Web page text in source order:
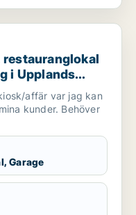
eller garage för
restauranglokal
i Upplands
m.fl.
affär var jag kan
kunder. Behöver
Garage